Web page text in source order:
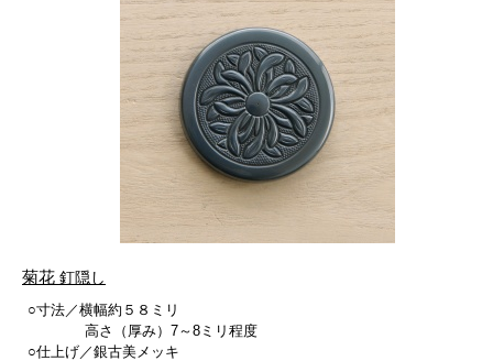
菊花 釘隠し
○寸法／横幅約５８ミリ
高さ（厚み）7～8ミリ程度
○仕上げ／銀古美メッキ